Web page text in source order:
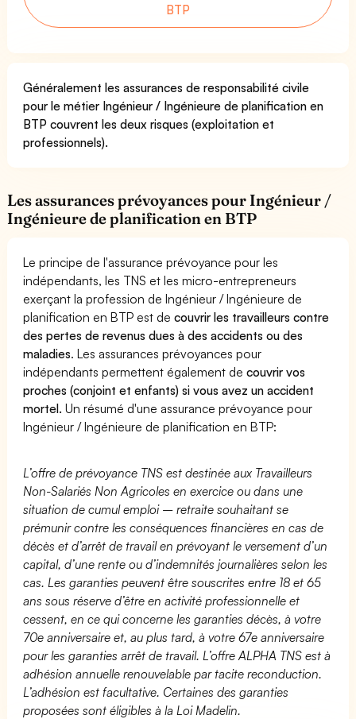
BTP
Généralement les assurances de responsabilité civile
pour le métier Ingénieur / Ingénieure de planification en
BTP couvrent les deux risques (exploitation et
professionnels).
Les assurances prévoyances pour Ingénieur /
Ingénieure de planification en BTP
Le principe de l'assurance prévoyance pour les
indépendants, les TNS et les micro-entrepreneurs
exerçant la profession de Ingénieur / Ingénieure de
planification en BTP est decouvrir les travailleurs contre
des pertes de revenus dues à des accidents ou des
maladies. Les assurances prévoyances pour
indépendants permettent également decouvrir vos
proches (conjoint et enfants) si vous avez un accident
mortel. Un résumé d'une assurance prévoyance pour
Ingénieur / Ingénieure de planification en BTP:
L’offre de prévoyance TNS est destinée aux Travailleurs
Non-Salariés Non Agricoles en exercice ou dans une
situation de cumul emploi – retraite souhaitant se
prémunir contre les conséquences financières en cas de
décès et d’arrêt de travail en prévoyant le versement d’un
capital, d’une rente ou d’indemnités journalières selon les
cas. Les garanties peuvent être souscrites entre 18 et 65
ans sous réserve d’être en activité professionnelle et
cessent, en ce qui concerne les garanties décès, à votre
70e anniversaire et, au plus tard, à votre 67e anniversaire
pour les garanties arrêt de travail. L’offre ALPHA TNS est à
adhésion annuelle renouvelable par tacite reconduction.
L’adhésion est facultative. Certaines des garanties
proposées sont éligibles à la Loi Madelin.